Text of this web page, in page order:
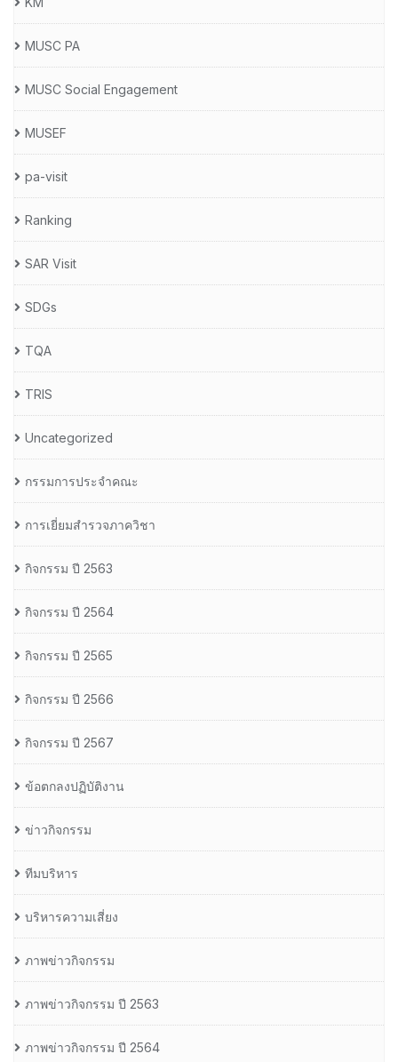
MUSC PA
MUSC Social Engagement
MUSEF
pa-visit
Ranking
SAR Visit
SDGs
TQA
TRIS
Uncategorized
กรรมการประจำคณะ
การเยี่ยมสำรวจภาควิชา
กิจกรรม ปี 2563
กิจกรรม ปี 2564
กิจกรรม ปี 2565
กิจกรรม ปี 2566
กิจกรรม ปี 2567
ข้อตกลงปฏิบัติงาน
ข่าวกิจกรรม
ทีมบริหาร
บริหารความเสี่ยง
ภาพข่าวกิจกรรม
ภาพข่าวกิจกรรม ปี 2563
ภาพข่าวกิจกรรม ปี 2564